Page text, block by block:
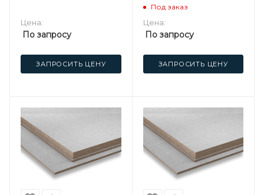
Цена:
По запросу
ЗАПРОСИТЬ ЦЕНУ
Под заказ
Цена:
По запросу
ЗАПРОСИТЬ ЦЕНУ